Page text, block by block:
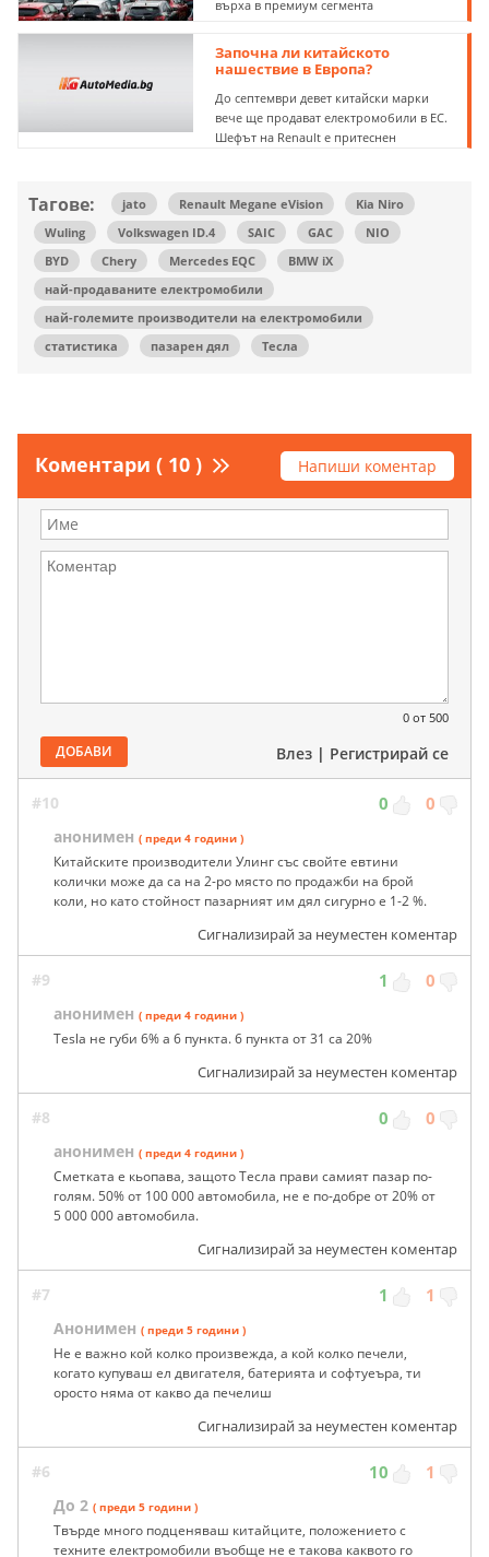
върха в премиум сегмента
Започна ли китайското
нашествие в Европа?
До септември девет китайски марки
вече ще продават електромобили в ЕС.
Шефът на Renault е притеснен
Тагове: jato Renault Megane eVision
Kia Niro
Wuling
Volkswagen ID.4 SAIC GAC
NIO
BYD
Chery Mercedes EQC
BMW iX
най-продаваните електромобили
най-големите производители на електромобили
статистика
пазарен дял Тесла
Коментари ( 10 ) Напиши коментар
0 от 500
ДОБАВИ Влез | Регистрирай се
#10 0 0
анонимен ( преди 4 години )
Китайските производители Улинг със свойте евтини
колички може да са на 2-ро място по продажби на брой
коли, но като стойност пазарният им дял сигурно е 1-2 %.
Сигнализирай за неуместен коментар
#9 1 0
анонимен ( преди 4 години )
Tesla не губи 6% а 6 пункта. 6 пункта от 31 са 20%
Сигнализирай за неуместен коментар
#8 0 0
анонимен ( преди 4 години )
Сметката е кьопава, защото Тесла прави самият пазар по-
голям. 50% от 100 000 автомобила, не е по-добре от 20% от
5 000 000 автомобила.
Сигнализирай за неуместен коментар
#7 1 1
Анонимен ( преди 5 години )
Не е важно кой колко произвежда, а кой колко печели,
когато купуваш ел двигателя, батерията и софтуеъра, ти
оросто няма от какво да печелиш
Сигнализирай за неуместен коментар
#6 10 1
До 2 ( преди 5 години )
Твърде много подценяваш китайците, положението с
техните електромобили въобще не е такова каквото го